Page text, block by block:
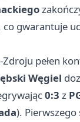
co gwarantuje
pełen
Węgiel
0:3 z
). Pierwszego